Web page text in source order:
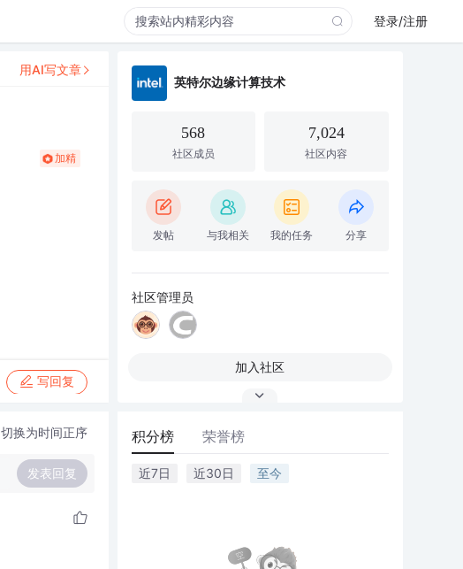
登录/注册
加精
写回复
用AI写文章
切换为时间正序
发表回复
英特尔边缘计算技术
568
社区成员
7,024
社区内容
发帖 与我相关 我的任务 分享
社区管理员
加入社区
积分榜 荣誉榜
近7日 近30日 至今